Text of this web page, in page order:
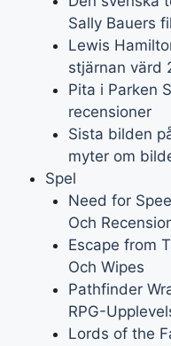
Sally Bauers
Lewis
stjärnan värd
Pita i Parken
recensioner
Sista bilden
myter om
Spel
Need for
Och
Escape from
Och Wipes
Pathfinder
RPG-
Lords of the